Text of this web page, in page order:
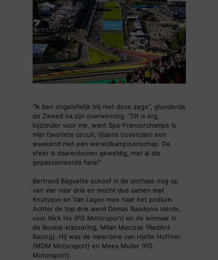
“Ik ben ongelofelijk blij met deze zege”, glunderde
de Zweed na zijn overwinning. “Dit is erg
bijzonder voor me, want Spa-Francorchamps is
mijn favoriete circuit, tijdens bovendien een
weekend met een wereldkampioenschap. De
sfeer is daarenboven geweldig, met al die
gepassioneerde fans!”
Bertrand Baguette schoof in de slotfase nog op
van vier naar drie en mocht dus samen met
Knutsson en Van Lagen mee naar het podium.
Achter de top drie werd Domas Raudonis vierde,
voor Nick Ho (PG Motorsport) en de winnaar in
de Rookie-klassering, Milan Marczak (RedAnt
Racing). Hij was de meerdere van Hjelte Hoffner
(MDM Motorsport) en Mees Muller (PG
Motorsport).